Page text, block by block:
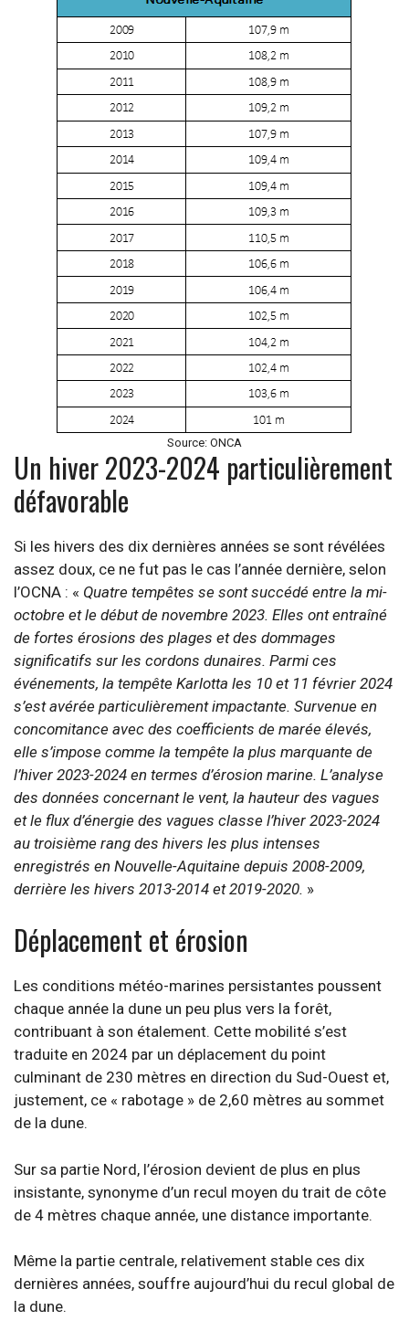
Source: ONCA
Un hiver 2023-2024 particulièrement
défavorable
Si les hivers des dix dernières années se sont révélées
assez doux, ce ne fut pas le cas l’année dernière, selon
l’OCNA : « Quatre tempêtes se sont succédé entre la mi-
octobre et le début de novembre 2023. Elles ont entraîné
de fortes érosions des plages et des dommages
significatifs sur les cordons dunaires. Parmi ces
événements, la tempête Karlotta les 10 et 11 février 2024
s’est avérée particulièrement impactante. Survenue en
concomitance avec des coefficients de marée élevés,
elle s’impose comme la tempête la plus marquante de
l’hiver 2023-2024 en termes d’érosion marine. L’analyse
des données concernant le vent, la hauteur des vagues
et le flux d’énergie des vagues classe l’hiver 2023-2024
au troisième rang des hivers les plus intenses
enregistrés en Nouvelle-Aquitaine depuis 2008-2009,
derrière les hivers 2013-2014 et 2019-2020. »
Déplacement et érosion
Les conditions météo-marines persistantes poussent
chaque année la dune un peu plus vers la forêt,
contribuant à son étalement. Cette mobilité s’est
traduite en 2024 par un déplacement du point
culminant de 230 mètres en direction du Sud-Ouest et,
justement, ce « rabotage » de 2,60 mètres au sommet
de la dune.
Sur sa partie Nord, l’érosion devient de plus en plus
insistante, synonyme d’un recul moyen du trait de côte
de 4 mètres chaque année, une distance importante.
Même la partie centrale, relativement stable ces dix
dernières années, souffre aujourd’hui du recul global de
la dune.